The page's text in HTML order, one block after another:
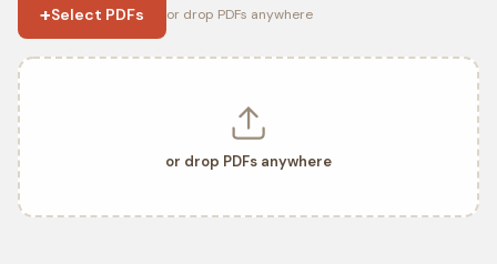
+Select PDFs or drop PDFs anywhere
or drop PDFs anywhere